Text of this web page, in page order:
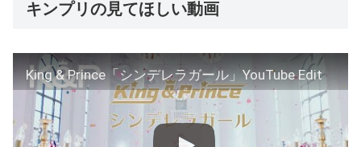
キンプリの見てほしい動画
King & Prince「シンデレラガール」YouTube Edit